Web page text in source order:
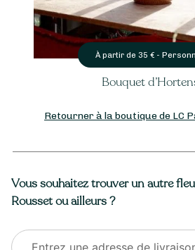
À partir de 35 € -
Bouquet
Retourner à la boutique de LC
Vous souhaitez trouver un autre
Rousset ou ailleurs ?